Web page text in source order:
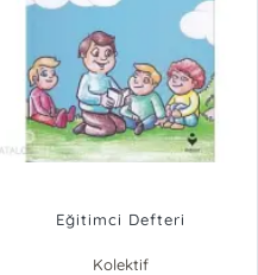
Eğitimci Defteri
Kolektif